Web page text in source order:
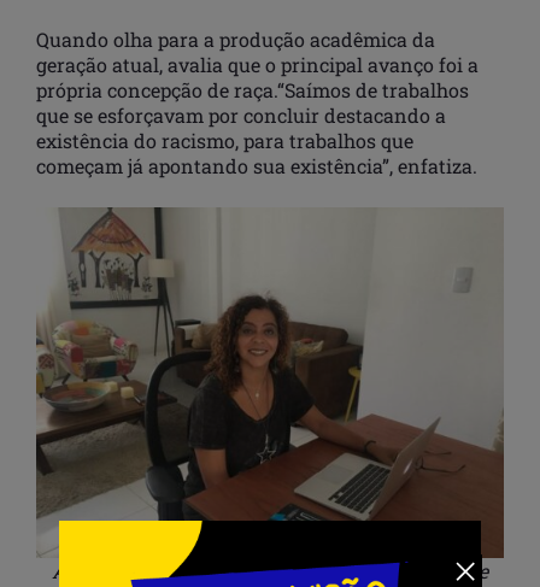
Quando olha para a produção acadêmica da
geração atual, avalia que o principal avanço foi a
própria concepção de raça.“Saímos de trabalhos
que se esforçavam por concluir destacando a
existência do racismo, para trabalhos que
começam já apontando sua existência”, enfatiza.
Ângela Figueiredo é professora da Universidade